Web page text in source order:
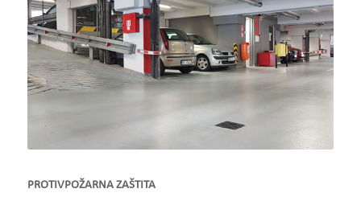
PROTIVPOŽARNA ZAŠTITA